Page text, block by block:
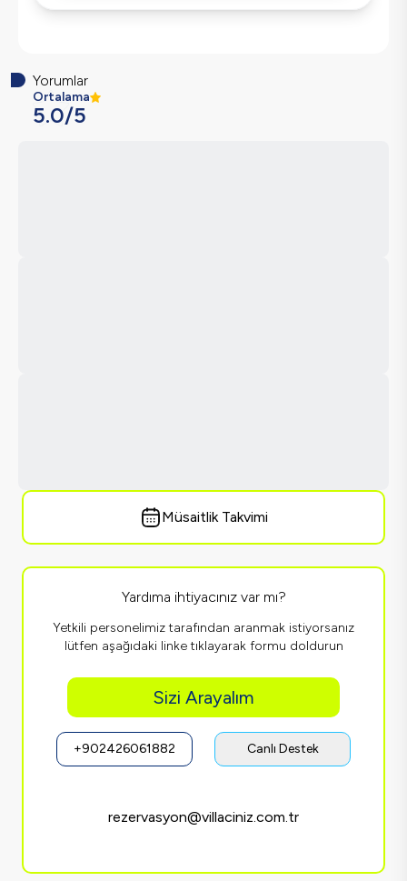
Yorumlar
Ortalama
5.0/5
Müsaitlik Takvimi
Yardıma ihtiyacınız var mı?
Yetkili personelimiz tarafından aranmak istiyorsanız
lütfen aşağıdaki linke tıklayarak formu doldurun
Sizi Arayalım
+902426061882 Canlı Destek
rezervasyon@villaciniz.com.tr